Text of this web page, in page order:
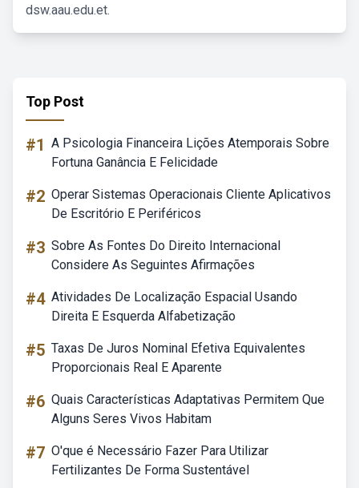
dsw.aau.edu.et.
Top Post
#1 A Psicologia Financeira Lições Atemporais Sobre
Fortuna Ganância E Felicidade
#2 Operar Sistemas Operacionais Cliente Aplicativos
De Escritório E Periféricos
#3 Sobre As Fontes Do Direito Internacional
Considere As Seguintes Afirmações
#4 Atividades De Localização Espacial Usando
Direita E Esquerda Alfabetização
#5 Taxas De Juros Nominal Efetiva Equivalentes
Proporcionais Real E Aparente
#6 Quais Características Adaptativas Permitem Que
Alguns Seres Vivos Habitam
#7 O'que é Necessário Fazer Para Utilizar
Fertilizantes De Forma Sustentável